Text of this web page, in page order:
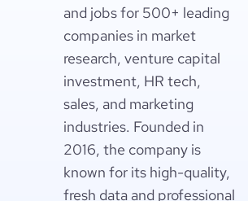
and jobs for 500+ leading
companies in market
research, venture capital
investment, HR tech,
sales, and marketing
industries. Founded in
2016, the company is
known for its high-quality,
fresh data and professional